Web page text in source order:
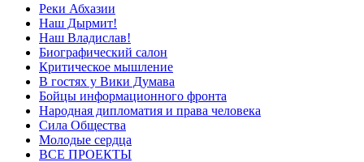
Реки Абхазии
Наш Дырмит!
Наш Владислав!
Биографический салон
Критическое мышление
В гостях у Вики Думава
Бойцы информационного фронта
Народная дипломатия и права человека
Сила Общества
Молодые сердца
ВСЕ ПРОЕКТЫ